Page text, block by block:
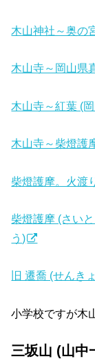
木山神社～奥の
木山寺～岡山県
木山寺～紅葉 (
木山寺～柴燈護
柴燈護摩。火渡
柴燈護摩 (さい
う)
旧 遷喬 (せんき
小学校ですが木
三坂山 (山中